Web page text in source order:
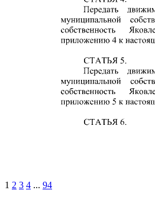
1 2 3 4 ... 94